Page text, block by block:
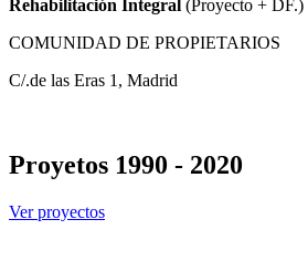
Rehabilitación Integral (Proyecto + DF.)
COMUNIDAD DE PROPIETARIOS
C/.de las Eras 1, Madrid
Proyetos 1990 - 2020
Ver proyectos